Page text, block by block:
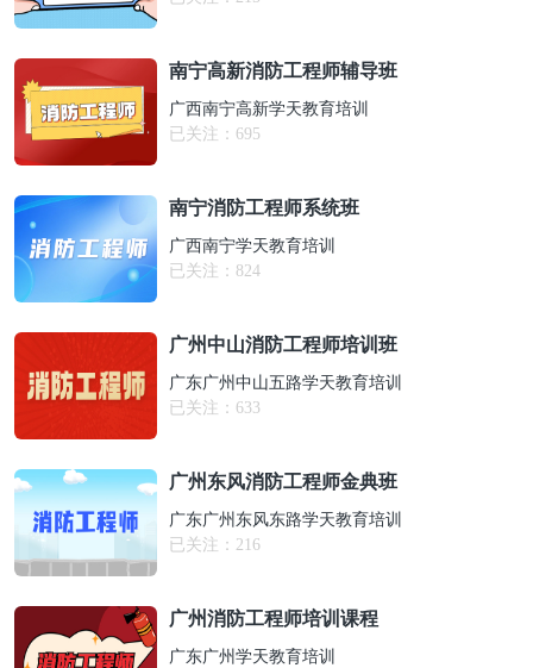
南宁高新消防工程师辅导班
广西南宁高新学天教育培训
已关注： 695
南宁消防工程师系统班
广西南宁学天教育培训
已关注： 824
广州中山消防工程师培训班
广东广州中山五路学天教育培训
已关注： 633
广州东风消防工程师金典班
广东广州东风东路学天教育培训
已关注： 216
广州消防工程师培训课程
广东广州学天教育培训